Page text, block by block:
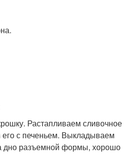
Растапливаем сливочное
с печеньем. Выкладываем
дно разъемной формы, хорошо